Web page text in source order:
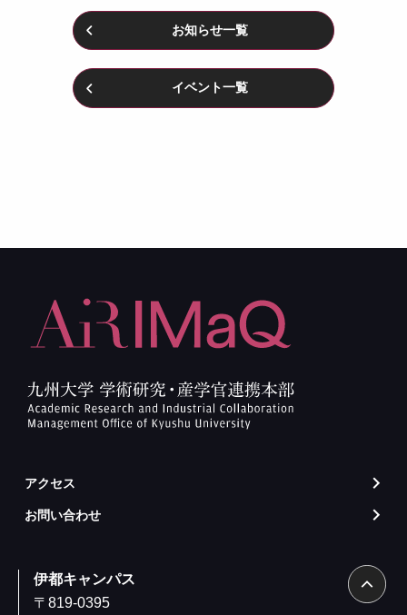
お知らせ一覧
イベント一覧
アクセス arrow_forward_ios
お問い合わせ arrow_forward_ios
伊都キャンパス
〒819-0395